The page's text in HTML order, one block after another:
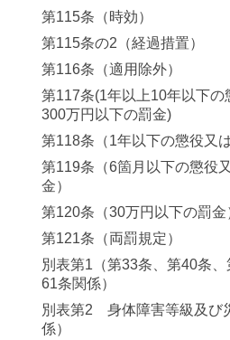
第115条（時効）
第115条の2（経過措置）
第116条（適用除外）
第117条(1年以上10年以下の
300万円以下の罰金)
第118条（1年以下の懲役又
第119条（6箇月以下の懲役
金）
第120条（30万円以下の罰金
第121条（両罰規定）
別表第1（第33条、第40条
61条関係）
別表第2 身体障害等級及び
係）